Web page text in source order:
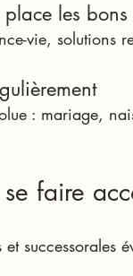
les bons
vie, solutions
: mariage,
se faire
et successorales